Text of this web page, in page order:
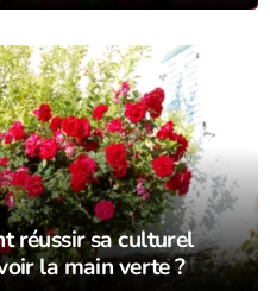
réussir sa culturel
la main verte ?
31/01/24